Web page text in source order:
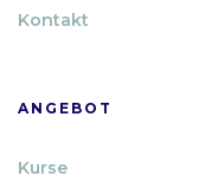
Kontakt
ANGEBOT
Kurse